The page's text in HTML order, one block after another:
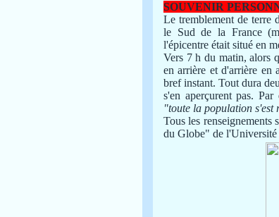
SOUVENIR
Le tremblement de terre
le Sud de la France
l'épicentre était situé en
Vers 7 h du matin, alors
en arrière et d'arrière en
bref instant. Tout dura
s'en aperçurent pas.
"toute la population s'est
Tous les renseignements
du Globe" de l'Université